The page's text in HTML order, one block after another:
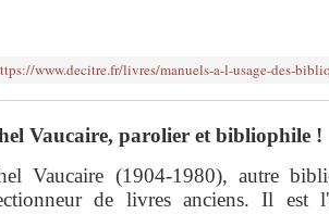
Vaucaire, parolier et bibliophile !
Vaucaire (1904-1980), autre
de livres anciens. Il est